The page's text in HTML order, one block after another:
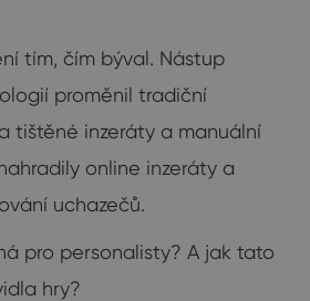
tím, čím býval. Nástup
proměnil tradiční
tištěné inzeráty a manuální
online inzeráty a
uchazečů.
pro personalisty? A jak tato
hry?